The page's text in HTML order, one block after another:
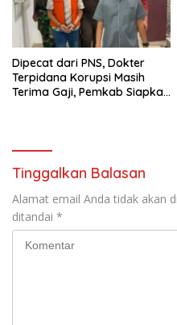
Dipecat dari PNS, Dokter
Terpidana Korupsi Masih
Terima Gaji, Pemkab Siapkan
Tinggalkan Balasan
Alamat email Anda tidak akan
ditandai *